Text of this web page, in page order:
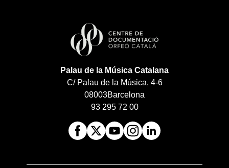
Palau de la Música Catalana
C/ Palau de la Música, 4-6
08003Barcelona
93 295 72 00